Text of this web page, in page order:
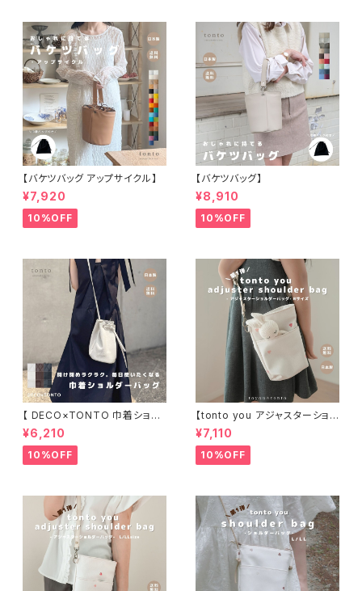
【バケツバッグ アップサイクル】
¥7,920
10%OFF
【バケツバッグ】
¥8,910
10%OFF
【 DECO×TONTO 巾着ショル
ダーバッグ】
¥6,210
10%OFF
【tonto you アジャスターショル
ダーバッグ Rサイズ（カラビナ
付き)】
¥7,110
10%OFF